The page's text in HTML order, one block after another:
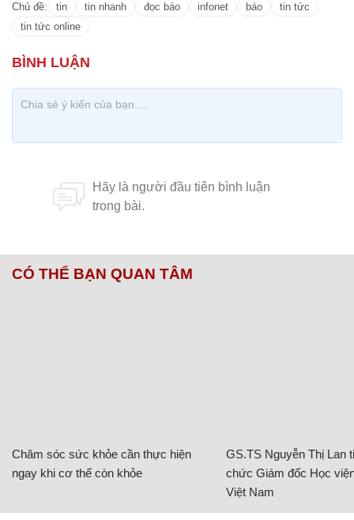
Chủ đề: tin tin nhanh đọc báo infonet báo
tin tức
tin tức online
CÓ THỂ BẠN QUAN TÂM
Chăm sóc sức khỏe cần thực hiện
ngay khi cơ thể còn khỏe
GS.TS Nguyễn Thị Lan
chức Giám đốc Học
Việt Nam